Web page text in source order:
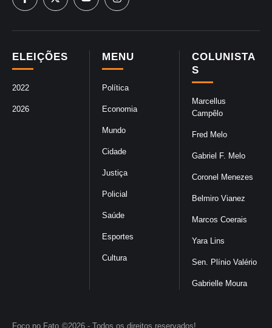
COLUNISTA
S
Marcellus
Campêlo
Fred Melo
Gabriel F. Melo
Coronel Menezes
Belmiro Vianez
Marcos Coerais
Yara Lins
Sen. Plínio Valério
Gabrielle Moura
MENU
Política
Economia
Mundo
Cidade
Justiça
Policial
Saúde
Esportes
Cultura
ELEIÇÕES
2022
2026
Foco no Fato ©2026 - Todos os direitos reservados!